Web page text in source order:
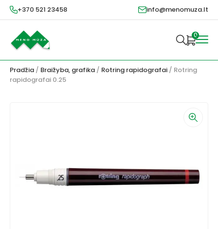
+370 521 23458 info@menomuza.lt
0
Pradžia / Braižyba, grafika / Rotring rapidografai / Rotring
rapidografai 0.25